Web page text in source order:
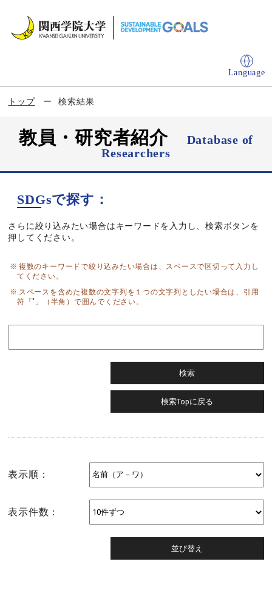
Language
トップ 検索結果
教員・研究者紹介
Database of
Researchers
SDGsで探す：
さらに絞り込みたい場合はキーワードを入力し、検索ボタンを
押してください。
複数のキーワードで絞り込みたい場合は、スペースで区切って入力し
てください。
スペースを含めた複数の文字列を１つの文字列としたい場合は、引用
符「"」（半角）で囲んでください。
表示順：
表示件数：